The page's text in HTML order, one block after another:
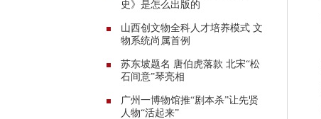
史》是怎么出版的
山西创文物全科人才培养模式 文
物系统尚属首例
苏东坡题名 唐伯虎落款 北宋“松
石间意”琴亮相
广州一博物馆推“剧本杀”让先贤
人物“活起来”